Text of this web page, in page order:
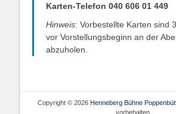
Karten-Telefon 040 606 01 449
Hinweis: Vorbestellte Karten sind
vor Vorstellungsbeginn an der
abzuholen.
Copyright © 2026 Henneberg Bühne
vorbehalten.